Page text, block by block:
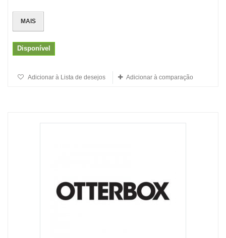
MAIS
Disponível
Adicionar à Lista de desejos Adicionar à comparação